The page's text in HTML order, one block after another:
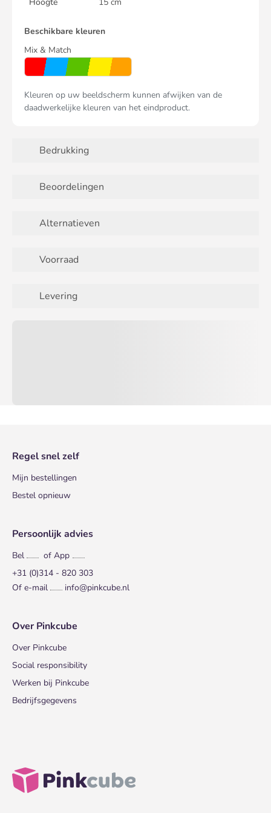
Beschikbare kleuren
Mix & Match
Kleuren op uw beeldscherm kunnen afwijken van de
daadwerkelijke kleuren van het eindproduct.
Bedrukking
Beoordelingen
Alternatieven
Voorraad
Levering
Regel snel zelf
Mijn bestellingen
Bestel opnieuw
Persoonlijk advies
Bel
of App
+31 (0)314 - 820 303
Of e-mail
info@pinkcube.nl
Over Pinkcube
Over Pinkcube
Social responsibility
Werken bij Pinkcube
Bedrijfsgegevens